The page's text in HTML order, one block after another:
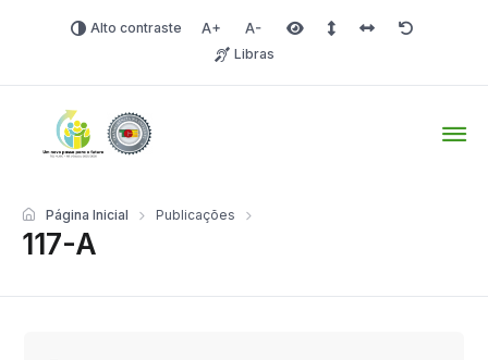
Alto contraste Aumentar fonte
Diminuir fonteÁrea selecionada
Espaçamento de linha
Espaço dos
Redefinir
Libras
117-A
Página Inicial Publicações